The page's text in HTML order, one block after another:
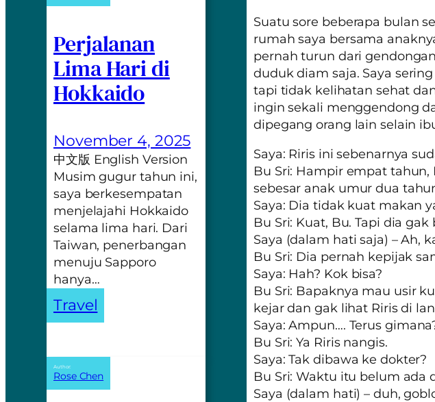
Perjalanan
Lima Hari di
Hokkaido
November 4, 2025
中文版 English Version
Musim gugur tahun ini,
saya berkesempatan
menjelajahi Hokkaido
selama lima hari. Dari
Taiwan, penerbangan
menuju Sapporo
hanya…
Travel
Author:
Rose Chen
Suatu sore beberapa bulan
rumah saya bersama
pernah turun dari
duduk diam saja. Saya
tapi tidak kelihatan sehat
ingin sekali menggendong
dipegang orang lain selain
Saya: Riris ini sebenarnya
Bu Sri: Hampir empat tahun,
sebesar anak umur dua
Saya: Dia tidak kuat makan
Bu Sri: Kuat, Bu. Tapi dia gak
Saya (dalam hati saja) – Ah,
Bu Sri: Dia pernah kepijak
Saya: Hah? Kok bisa?
Bu Sri: Bapaknya mau usir
kejar dan gak lihat Riris di
Saya: Ampun…. Terus
Bu Sri: Ya Riris nangis.
Saya: Tak dibawa ke dokter?
Bu Sri: Waktu itu belum ada
Saya (dalam hati) – duh,